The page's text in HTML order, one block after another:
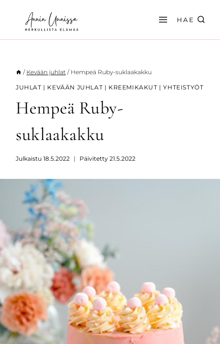
sisältöön
HAE
/ Kevään juhlat / Hempeä Ruby-suklaakakku
JUHLAT | KEVÄÄN JUHLAT | KREEMIKAKUT |YHTEISTYÖT
Hempeä Ruby-
suklaakakku
Julkaistu 18.5.2022 Päivitetty 21.5.2022